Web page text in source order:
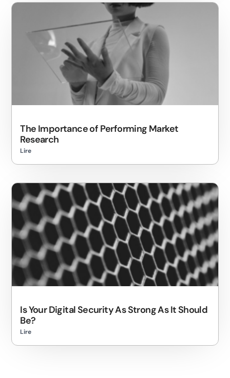
The Importance of Performing Market
Research
Lire
Is Your Digital Security As Strong As It Should
Be?
Lire